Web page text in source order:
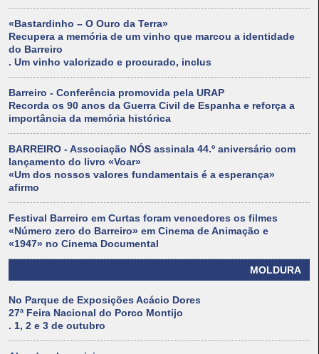
«Bastardinho – O Ouro da Terra»
Recupera a memória de um vinho que marcou a identidade
do Barreiro
. Um vinho valorizado e procurado, inclus
Barreiro - Conferência promovida pela URAP
Recorda os 90 anos da Guerra Civil de Espanha e reforça a
importância da memória histórica
BARREIRO - Associação NÓS assinala 44.º aniversário com
lançamento do livro «Voar»
«Um dos nossos valores fundamentais é a esperança»
afirmo
Festival Barreiro em Curtas foram vencedores os filmes
«Número zero do Barreiro» em Cinema de Animação e
«1947» no Cinema Documental
MOLDURA
No Parque de Exposições Acácio Dores
27ª Feira Nacional do Porco Montijo
. 1, 2 e 3 de outubro